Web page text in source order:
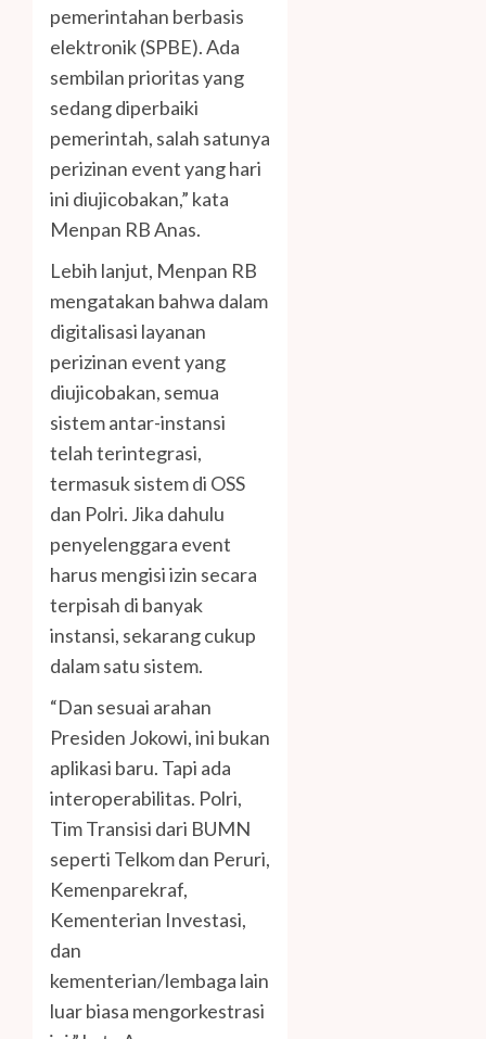
pemerintahan berbasis
elektronik (SPBE). Ada
sembilan prioritas yang
sedang diperbaiki
pemerintah, salah satunya
perizinan event yang hari
ini diujicobakan,” kata
Menpan RB Anas.
Lebih lanjut, Menpan RB
mengatakan bahwa dalam
digitalisasi layanan
perizinan event yang
diujicobakan, semua
sistem antar-instansi
telah terintegrasi,
termasuk sistem di OSS
dan Polri. Jika dahulu
penyelenggara event
harus mengisi izin secara
terpisah di banyak
instansi, sekarang cukup
dalam satu sistem.
“Dan sesuai arahan
Presiden Jokowi, ini bukan
aplikasi baru. Tapi ada
interoperabilitas. Polri,
Tim Transisi dari BUMN
seperti Telkom dan Peruri,
Kemenparekraf,
Kementerian Investasi,
dan
kementerian/lembaga lain
luar biasa mengorkestrasi